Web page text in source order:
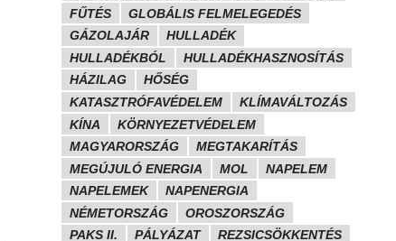
FŰTÉS
GLOBÁLIS FELMELEGEDÉS
GÁZOLAJÁR
HULLADÉK
HULLADÉKBÓL
HULLADÉKHASZNOSÍTÁS
HÁZILAG
HŐSÉG
KATASZTRÓFAVÉDELEM
KLÍMAVÁLTOZÁS
KÍNA
KÖRNYEZETVÉDELEM
MAGYARORSZÁG
MEGTAKARÍTÁS
MEGÚJULÓ ENERGIA
MOL
NAPELEM
NAPELEMEK
NAPENERGIA
NÉMETORSZÁG
OROSZORSZÁG
PAKS II.
PÁLYÁZAT
REZSICSÖKKENTÉS